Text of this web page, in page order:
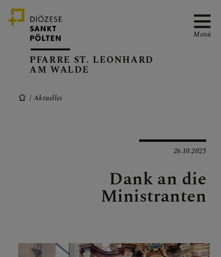
PFARRVERBAND-SEITE
KANZLEIZEITEN
PFARRKALENDER
G VERLAUTBARUNGEN
PFARRE ST. LEONHARD
AM WALDE
Menü
Aktuelles
26.10.2025
Dank an die
Ministranten